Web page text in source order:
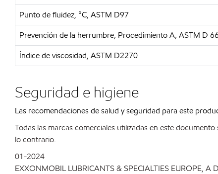
Punto de fluidez, °C, ASTM D97
Prevención de la herrumbre, Procedimiento A, ASTM D
Índice de viscosidad, ASTM D2270
Seguridad e higiene
Las recomendaciones de salud y seguridad para este
Todas las marcas comerciales utilizadas en este
lo contrario.
01-2024
EXXONMOBIL LUBRICANTS & SPECIALTIES EUROPE,